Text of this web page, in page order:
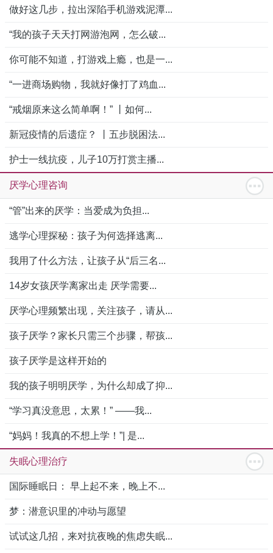
做好这几步，拉出深陷手机游戏泥潭...
“我的孩子天天打网游泡网，怎么破...
你可能不知道，打游戏上瘾，也是一...
“一进商场购物，我就好像打了鸡血...
“戒烟原来这么简单啊！” 丨如何...
新冠疫情的后遗症？ 丨五步脱困法...
护士一线抗疫，儿子10万打赏主播...
厌学心理咨询
“管”出来的厌学：当爱成为负担...
逃学心理探秘：孩子为何选择逃离...
我用了什么方法，让孩子从“后三名...
14岁女孩厌学离家出走 厌学需要...
厌学心理频繁出现，关注孩子，请从...
孩子厌学？家长只需三个步骤，帮孩...
孩子厌学是这样开始的
我的孩子明明厌学，为什么却成了抑...
“学习真没意思，太累！” ——我...
“妈妈！我真的不想上学！”| 是...
失眠心理治疗
国际睡眠日： 早上起不来，晚上不...
梦：潜意识里的冲动与愿望
试试这几招，来对抗夜晚的焦虑失眠...